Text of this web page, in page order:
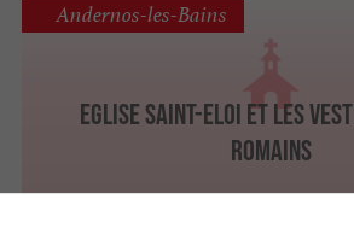
Eglise Saint-Eloi et les
romains
Andernos-les-Bains